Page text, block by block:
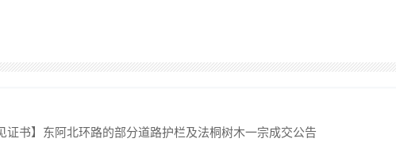
证书】东阿北环路的部分道路护栏及法桐树木一宗成交公告